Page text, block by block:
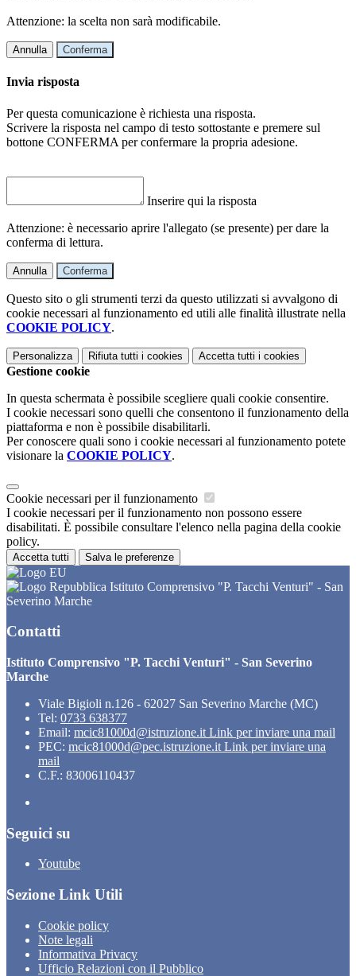
Attenzione: la scelta non sarà modificabile.
Annulla Conferma
Invia risposta
Per questa comunicazione è richiesta una risposta.
Scrivere la risposta nel campo di testo sottostante e premere sul
bottone CONFERMA per confermare la propria adesione.
Inserire qui la risposta
Attenzione: è necessario aprire l'allegato (se presente) per dare la
conferma di lettura.
Annulla Conferma
Questo sito o gli strumenti terzi da questo utilizzati si avvalgono di
cookie necessari al funzionamento ed utili alle finalità illustrate nella
COOKIE POLICY.
Personalizza Rifiuta tutti i cookies Accetta tutti i cookies
Gestione cookie
In questa schermata è possibile scegliere quali cookie consentire.
I cookie necessari sono quelli che consentono il funzionamento della
piattaforma e non è possibile disabilitarli.
Per conoscere quali sono i cookie necessari al funzionamento potete
visionare la COOKIE POLICY.
Cookie necessari per il funzionamento
I cookie necessari per il funzionamento non possono essere
disabilitati. È possibile consultare l'elenco nella pagina della cookie
policy.
Accetta tutti Salva le preferenze
Istituto Comprensivo "P. Tacchi Venturi" - San
Severino Marche
Contatti
Istituto Comprensivo "P. Tacchi Venturi" - San Severino
Marche
Viale Bigioli n.126 - 62027 San Severino Marche (MC)
Tel: 0733 638377
Email: mcic81000d@istruzione.it Link per inviare una mail
PEC: mcic81000d@pec.istruzione.it Link per inviare una
mail
C.F.: 83006110437
Seguici su
Youtube
Sezione Link Utili
Cookie policy
Note legali
Informativa Privacy
Ufficio Relazioni con il Pubblico